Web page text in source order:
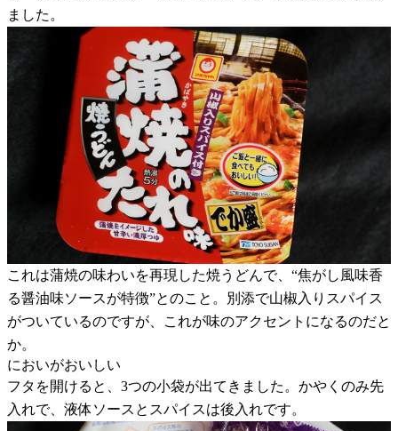
ました。
これは蒲焼の味わいを再現した焼うどんで、“焦がし風味香
る醤油味ソースが特徴”とのこと。別添で山椒入りスパイス
がついているのですが、これが味のアクセントになるのだと
か。
においがおいしい
フタを開けると、3つの小袋が出てきました。かやくのみ先
入れで、液体ソースとスパイスは後入れです。